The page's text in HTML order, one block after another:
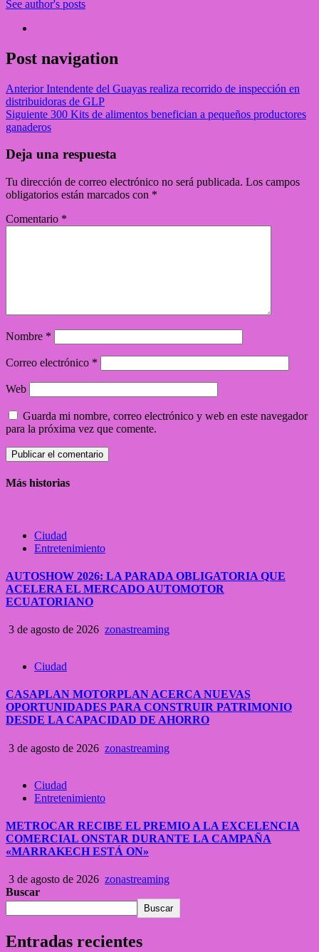
See author's posts
Post navigation
AnteriorIntendente del Guayas realiza recorrido de inspección en
distribuidoras de GLP
Siguiente 300 Kits de alimentos benefician a pequeños productores
ganaderos
Deja una respuesta
Tu dirección de correo electrónico no será publicada. Los campos
obligatorios están marcados con *
Comentario *
Nombre *
Correo electrónico *
Web
Guarda mi nombre, correo electrónico y web en este navegador
para la próxima vez que comente.
Más historias
Ciudad
Entretenimiento
AUTOSHOW 2026: LA PARADA OBLIGATORIA QUE
ACELERA EL MERCADO AUTOMOTOR
ECUATORIANO
3 de agosto de 2026 zonastreaming
Ciudad
CASAPLAN MOTORPLAN ACERCA NUEVAS
OPORTUNIDADES PARA CONSTRUIR PATRIMONIO
DESDE LA CAPACIDAD DE AHORRO
3 de agosto de 2026 zonastreaming
Ciudad
Entretenimiento
METROCAR RECIBE EL PREMIO A LA EXCELENCIA
COMERCIAL ONSTAR DURANTE LA CAMPAÑA
«MARRAKECH ESTÁ ON»
3 de agosto de 2026 zonastreaming
Buscar
Buscar
Entradas recientes